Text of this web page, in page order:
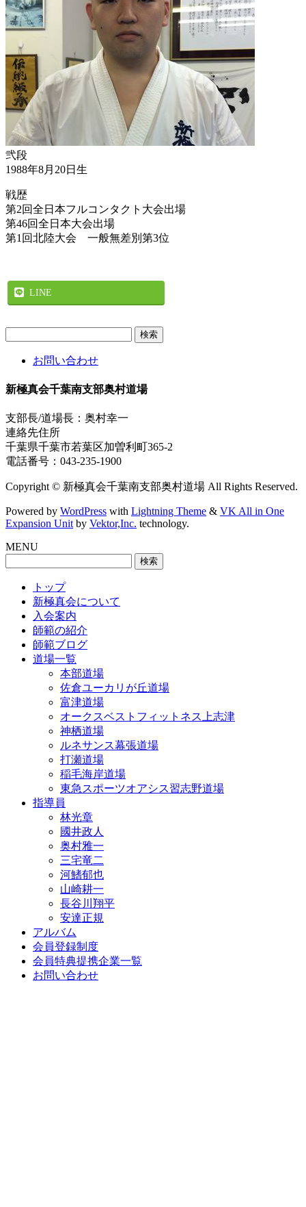
弐段
1988年8月20日生
戦歴
第2回全日本フルコンタクト大会出場
第46回全日本大会出場
第1回北陸大会 一般無差別第3位
LINE
お問い合わせ
新極真会千葉南支部奥村道場
支部長/道場長：奥村幸一
連絡先住所
千葉県千葉市若葉区加曽利町365-2
電話番号：043-235-1900
Copyright © 新極真会千葉南支部奥村道場 All Rights Reserved.
Powered by WordPress with Lightning Theme & VK All in One
Expansion Unitby Vektor,Inc. technology.
MENU
トップ
新極真会について
入会案内
師範の紹介
師範ブログ
道場一覧
本部道場
佐倉ユーカリが丘道場
富津道場
オークスベストフィットネス上志津
神栖道場
ルネサンス幕張道場
打瀬道場
稲毛海岸道場
東急スポーツオアシス習志野道場
指導員
林光章
國井政人
奥村雅一
三宅竜二
河鰭郁也
山崎耕一
長谷川翔平
安達正規
アルバム
会員登録制度
会員特典提携企業一覧
お問い合わせ